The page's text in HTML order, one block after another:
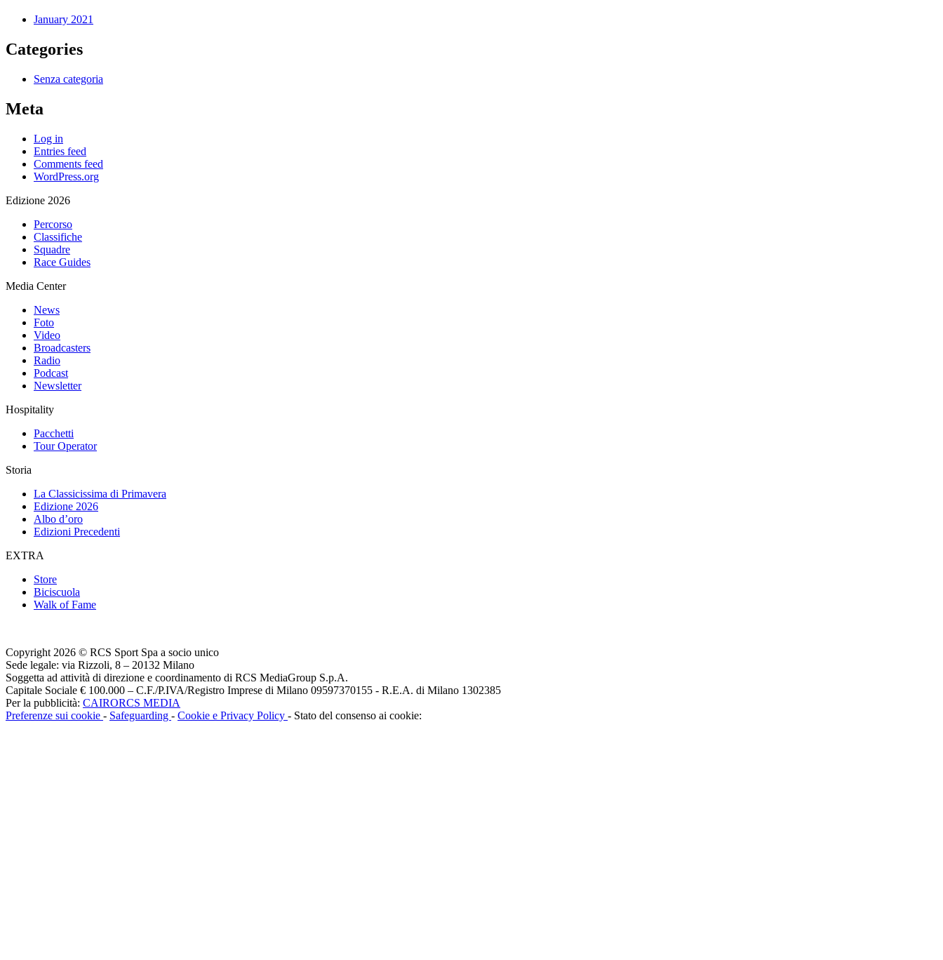
January 2021
Categories
Senza categoria
Meta
Log in
Entries feed
Comments feed
WordPress.org
Edizione 2026
Percorso
Classifiche
Squadre
Race Guides
Media Center
News
Foto
Video
Broadcasters
Radio
Podcast
Newsletter
Hospitality
Pacchetti
Tour Operator
Storia
La Classicissima di Primavera
Edizione 2026
Albo d’oro
Edizioni Precedenti
EXTRA
Store
Biciscuola
Walk of Fame
Copyright 2026 © RCS Sport Spa a socio unico
Sede legale: via Rizzoli, 8 – 20132 Milano
Soggetta ad attività di direzione e coordinamento di RCS MediaGroup S.p.A.
Capitale Sociale € 100.000 – C.F./P.IVA/Registro Imprese di Milano 09597370155 - R.E.A. di Milano 1302385
Per la pubblicità: CAIRORCS MEDIA
Preferenze sui cookie - Safeguarding - Cookie e Privacy Policy - Stato del consenso ai cookie: